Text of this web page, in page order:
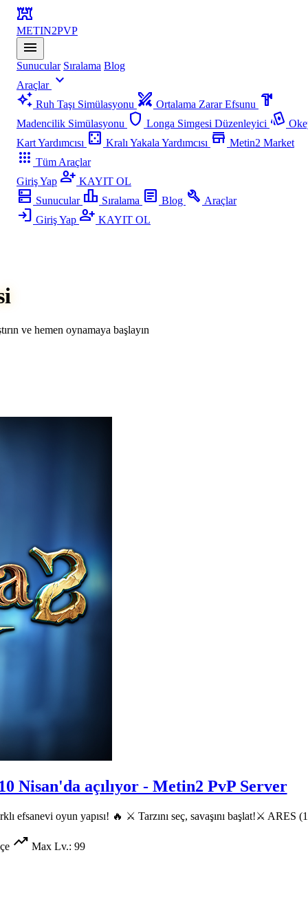
fort
METIN2PVP
menu
Sunucular Sıralama Blog
Araçlar expand_more
auto_awesome Ruh Taşı Simülasyonu swords Ortalama Zarar Efsunu hardware
Madencilik Simülasyonu shield Longa Simgesi Düzenleyici playing_cards
Kart Yardımcısı casino Kralı Yakala Yardımcısı store Metin2 Market
apps Tüm Araçlar
Giriş Yap person_add KAYIT OL
dns Sunucular leaderboard Sıralama article Blog build Araçlar
login Giriş Yap person_add KAYIT OL
ve hemen oynamaya başlayın
Nisan'da açılıyor - Metin2 PvP Server
oyun yapısı! 🔥 ⚔️ Tarzını seç, savaşını başlat!⚔️ ARES
trending_up Max Lv.: 99